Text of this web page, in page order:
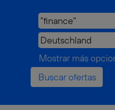
Mostrar más